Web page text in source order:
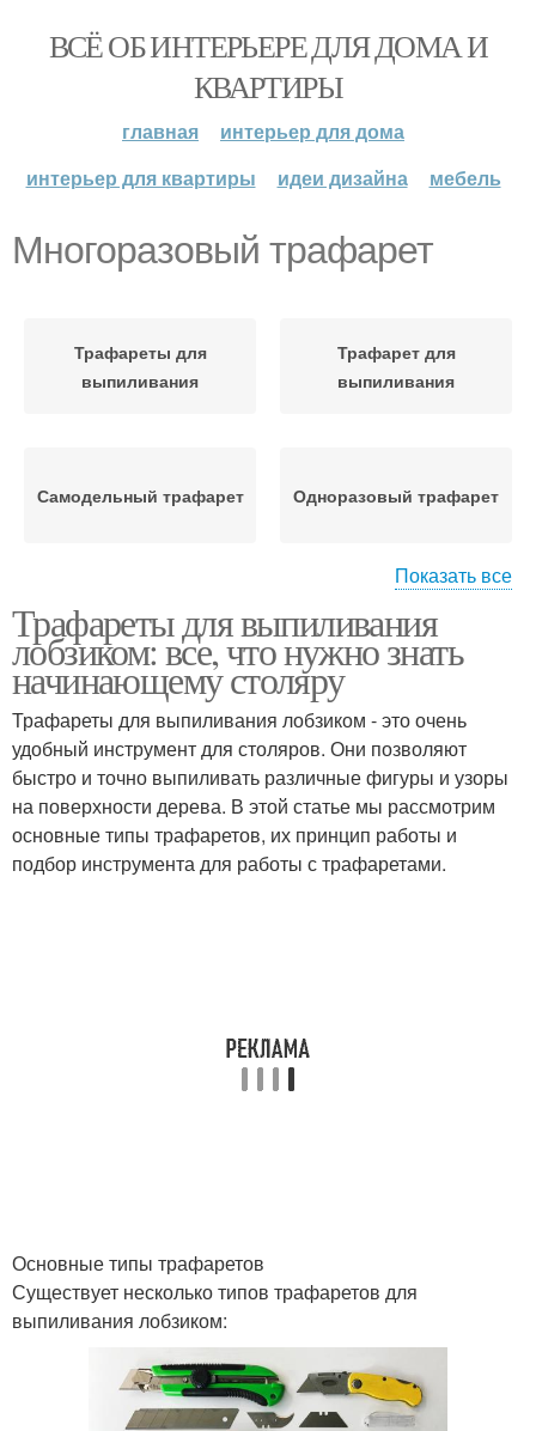
ВСЁ ОБ ИНТЕРЬЕРЕ ДЛЯ ДОМА И
КВАРТИРЫ
главная
интерьер для дома
интерьер для квартиры
идеи дизайна мебель
Многоразовый трафарет
Трафареты для
выпиливания
Трафарет для
выпиливания
Самодельный трафарет Одноразовый трафарет
граффити
Трафарет для
ограниченного
количества
Показать все
Трафареты для выпиливания
лобзиком: все, что нужно знать
начинающему столяру
Трафареты для выпиливания лобзиком - это очень
удобный инструмент для столяров. Они позволяют
быстро и точно выпиливать различные фигуры и узоры
на поверхности дерева. В этой статье мы рассмотрим
основные типы трафаретов, их принцип работы и
подбор инструмента для работы с трафаретами.
Основные типы трафаретов
Существует несколько типов трафаретов для
выпиливания лобзиком: